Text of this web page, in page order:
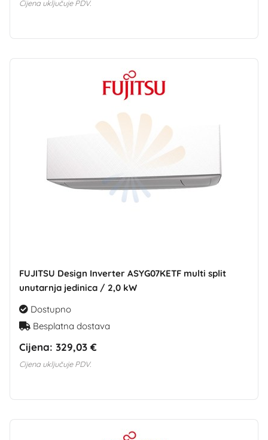
Cijena uključuje PDV.
FUJITSU Design Inverter ASYG07KETF multi split
unutarnja jedinica / 2,0 kW
Dostupno
Besplatna dostava
Cijena: 329,03 €
Cijena uključuje PDV.